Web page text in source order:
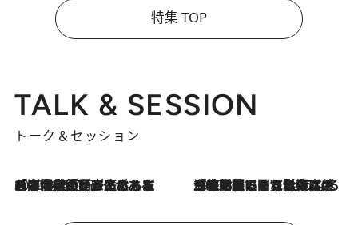
特集 TOP
TALK & SESSION
トーク＆セッション
2026.8.3
「今後値上げがあるとすれば…」「リスクがあるのは今年の冬」エネルギー専門家が語る、ホルムズ海峡封鎖が家庭にもたらす“ある心配” 2026.8.3
「住宅建てられない…」「サーチャージ料の高値が続いている」ホルムズ海峡封鎖による影響はいつまで続く？《エネルギー専門家に聞く“どうなる日本の暮らし”》